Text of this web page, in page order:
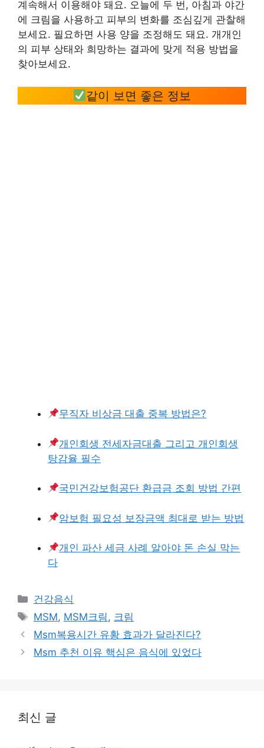
계속해서 이용해야 돼요. 오늘에 두 번, 아침과 야간
에 크림을 사용하고 피부의 변화를 조심깊게 관찰해
보세요. 필요하면 사용 양을 조정해도 돼요. 개개인
의 피부 상태와 희망하는 결과에 맞게 적용 방법을
찾아보세요.
같이 보면 좋은 정보
무직자 비상금 대출 중복 방법은?
개인회생 전세자금대출 그리고 개인회생
탕감율 필수
국민건강보험공단 환급금 조회 방법 간편
암보험 필요성 보장금액 최대로 받는 방법
개인 파산 세금 사례 알아야 돈 손실 막는
다
카
테
리
건강음식
태
그
MSM, MSM크림, 크림
Msm복용시간 유황 효과가 달라진다?
Msm 추천 이유 핵심은 음식에 있었다
최신 글